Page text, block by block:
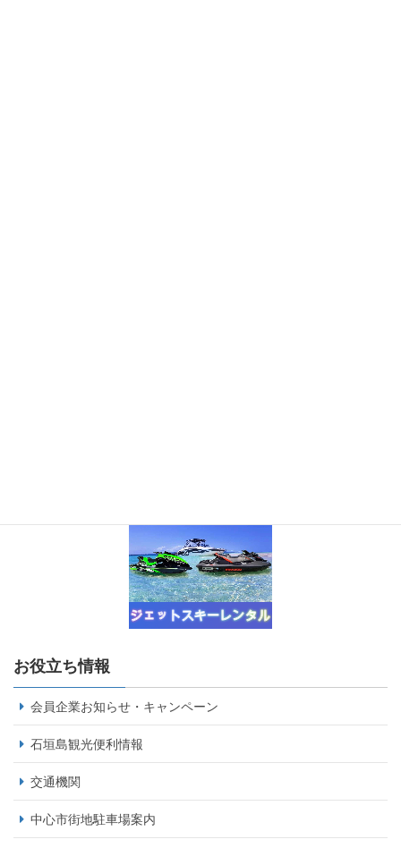
お役立ち情報
会員企業お知らせ・キャンペーン
石垣島観光便利情報
交通機関
中心市街地駐車場案内